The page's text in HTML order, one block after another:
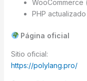
WooCommerce
PHP actualizado
Página oficial
Sitio oficial:
https://polylang.pro/